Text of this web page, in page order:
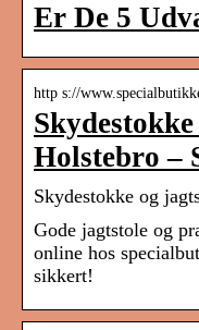
Er De 5
http s://
Holstebro –
Skydestokke og
Gode jagtstole og
online hos
sikkert!